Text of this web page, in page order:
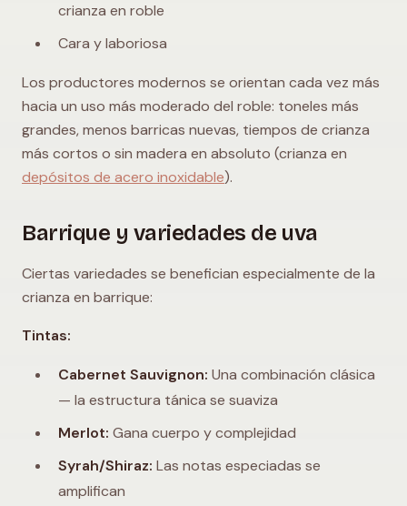
crianza en roble
Cara y laboriosa
Los productores modernos se orientan cada vez más
hacia un uso más moderado del roble: toneles más
grandes, menos barricas nuevas, tiempos de crianza
más cortos o sin madera en absoluto (crianza en
depósitos de acero inoxidable).
Barrique y variedades de uva
Ciertas variedades se benefician especialmente de la
crianza en barrique:
Tintas:
Cabernet Sauvignon: Una combinación clásica
— la estructura tánica se suaviza
Merlot: Gana cuerpo y complejidad
Syrah/Shiraz: Las notas especiadas se
amplifican